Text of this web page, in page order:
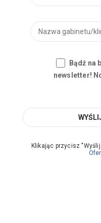
Bądź na
newsletter!
Klikając przycisz